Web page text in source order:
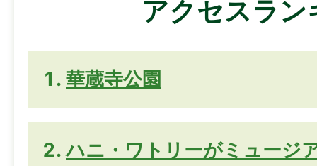
アクセスラン
華蔵寺公園
ハニ・ワトリーがミュージ